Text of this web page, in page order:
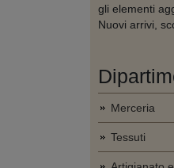
gli elementi
Nuovi arrivi,
Merceria
Tessuti